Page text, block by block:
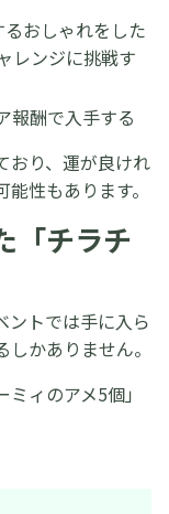
おしゃれをした
レンジに挑戦す
報酬で入手する
おり、運が良けれ
性もあります。
「チラチ
ントでは手に入ら
かありません。
ィのアメ5個」